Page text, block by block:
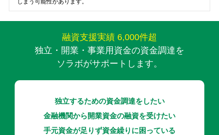
しまう可能性があります。
融資支援実績 6,000件超
独立・開業・事業用資金の資金調達を
ソラボがサポートします。
独立するための資金調達をしたい
金融機関から開業資金の融資を受けたい
手元資金が足りず資金繰りに困っている